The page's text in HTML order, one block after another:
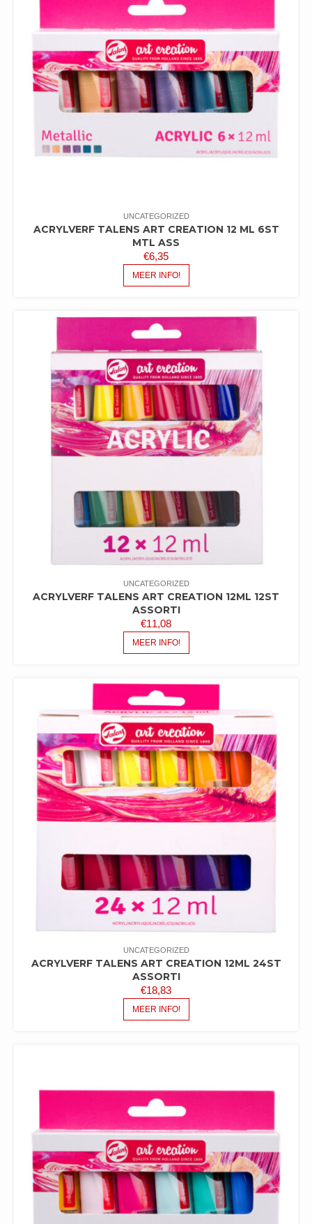
UNCATEGORIZED
ACRYLVERF TALENS ART CREATION 12 ML 6ST
MTL ASS
€6,35
MEER INFO!
UNCATEGORIZED
ACRYLVERF TALENS ART CREATION 12ML 12ST
ASSORTI
€11,08
MEER INFO!
UNCATEGORIZED
ACRYLVERF TALENS ART CREATION 12ML 24ST
ASSORTI
€18,83
MEER INFO!